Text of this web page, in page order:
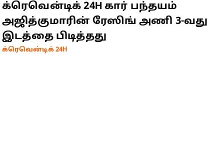
க்ரெவென்டிக் 24H கார் பந்தயம்
அஜித்குமாரின் ரேஸிங் அணி 3-வது
இடத்தை பிடித்தது
க்ரெவென்டிக் 24H